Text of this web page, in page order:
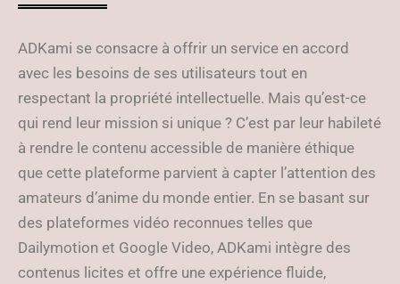
ADKami se consacre à offrir un service en accord
avec les besoins de ses utilisateurs tout en
respectant la propriété intellectuelle. Mais qu’est-ce
qui rend leur mission si unique ? C’est par leur habileté
à rendre le contenu accessible de manière éthique
que cette plateforme parvient à capter l’attention des
amateurs d’anime du monde entier. En se basant sur
des plateformes vidéo reconnues telles que
Dailymotion et Google Video, ADKami intègre des
contenus licites et offre une expérience fluide,